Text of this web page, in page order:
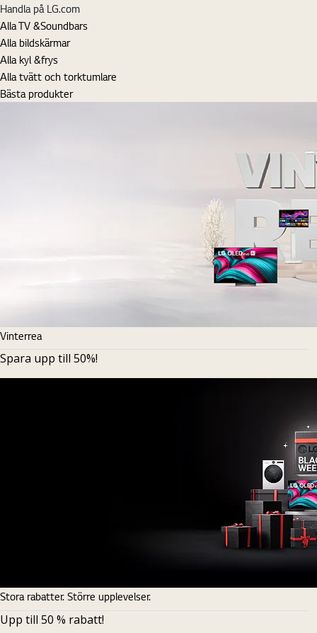
Handla på LG.com
Alla TV &Soundbars
Alla bildskärmar
Alla kyl &frys
Alla tvätt och torktumlare
Bästa produkter
Vinterrea
Spara upp till 50%!
Stora rabatter. Större upplevelser.
Upp till 50 % rabatt!